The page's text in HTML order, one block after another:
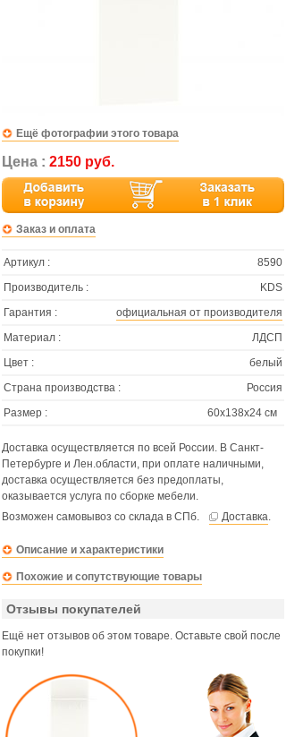
Ещё фотографии этого товара
Цена : 2150 руб.
Заказ и оплата
Артикул :
8590
Производитель :
KDS
Гарантия :
официальная от производителя
Материал :
ЛДСП
Цвет :
белый
Страна производства :
Россия
Размер :
60х138х24 см
Доставка осуществляется по всей России. В Санкт-
Петербурге и Лен.области, при оплате наличными,
доставка осуществляется без предоплаты,
оказывается услуга по сборке мебели.
Возможен самовывоз со склада в СПб.
Доставка.
Описание и характеристики
Похожие и сопутствующие товары
Отзывы покупателей
Ещё нет отзывов об этом товаре. Оставьте свой после
покупки!